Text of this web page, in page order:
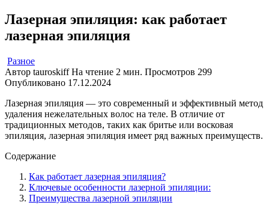
Лазерная эпиляция: как работает
лазерная эпиляция
Разное
Автор tauroskiff На чтение 2 мин. Просмотров 299
Опубликовано 17.12.2024
Лазерная эпиляция — это современный и эффективный метод
удаления нежелательных волос на теле. В отличие от
традиционных методов, таких как бритье или восковая
эпиляция, лазерная эпиляция имеет ряд важных преимуществ.
Содержание
Как работает лазерная эпиляция?
Ключевые особенности лазерной эпиляции:
Преимущества лазерной эпиляции